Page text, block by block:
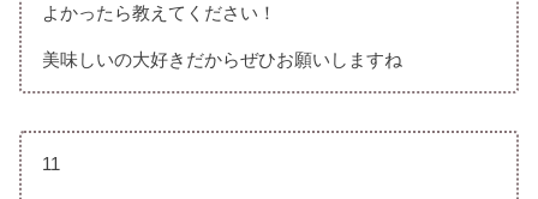
よかったら教えてください！
美味しいの大好きだからぜひお願いしますね
11